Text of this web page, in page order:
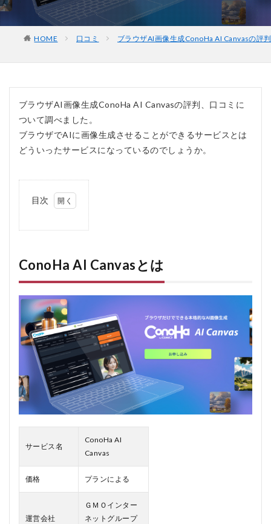
HOME 口コミ ブラウザAI画像生成ConoHa AI Canvasの評
ブラウザAI画像生成ConoHa AI Canvasの評判、口コミに
ついて調べました。
ブラウザでAIに画像生成させることができるサービスとは
どういったサービスになっているのでしょうか。
目次
1.0.1
なPCが
不要
1.0.2
2. 画像
生成に
制限な
し
1.0.3
3. 安心
AI
Canvas
ミ、評
ConoHa AI Canvasとは
サービス名
ConoHa AI
Canvas
価格 プランによる
運営会社
ＧＭＯインター
ネットグループ